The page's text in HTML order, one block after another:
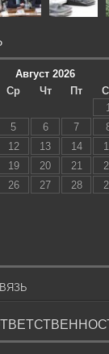
Август 2026
Ср Чт Пт
5 6 7
12 13 14
19 20 21
26 27 28